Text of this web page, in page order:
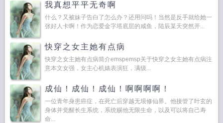
我真想平平无奇啊
什么？又被妹子告白了怎么办？还用问吗！当然是反手就给她一
张好人卡啊！作为恋爱金字塔底层的咸鱼，陆辰某天突然开...
快穿之女主她有点病
快穿之女主她有点病简介emspemsp关于快穿之女主她有点病注
意本文女强，女主心机婊表演狂，满级...
成仙！成仙！成仙！啊啊啊啊！
一位青年身患癌症，在死亡后穿越无垠修仙界。他接管了叶玄的
身体并觉醒长生系统，系统赐他无限生命，以及可以将自己寿
命...